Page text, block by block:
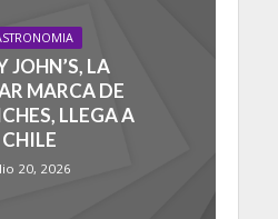
JOHN’S, LA
MARCA DE
LLEGA A
CHILE
20, 2026